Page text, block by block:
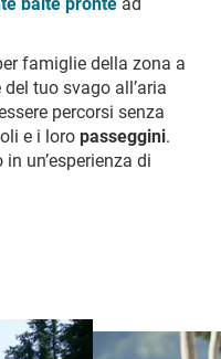
famiglie della zona a
tuo svago all’aria
percorsi senza
e i loro passeggini.
un’esperienza di